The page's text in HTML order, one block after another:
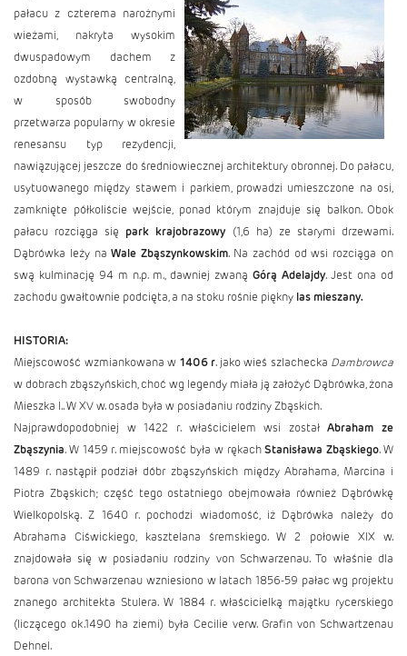
pałacu z czterema narożnymi
wieżami, nakryta wysokim
dwuspadowym dachem z
ozdobną wystawką centralną,
w sposób swobodny
przetwarza popularny w okresie
renesansu typ rezydencji,
nawiązującej jeszcze do średniowiecznej architektury obronnej. Do pałacu,
usytuowanego między stawem i parkiem, prowadzi umieszczone na osi,
zamknięte półkoliście wejście, ponad którym znajduje się balkon. Obok
pałacu rozciąga się park krajobrazowy (1,6 ha) ze starymi drzewami.
Dąbrówka leży naWale Zbąszynkowskim. Na zachód od wsi rozciąga on
swą kulminację 94 m n.p. m., dawniej zwaną Górą Adelajdy. Jest ona od
zachodu gwałtownie podcięta, a na stoku rośnie piękny las mieszany.
HISTORIA:
Miejscowość wzmiankowana w 1406 r. jako wieś szlachecka Dambrowca
w dobrach zbąszyńskich, choć wg legendy miała ją założyć Dąbrówka, żona
Mieszka I.. W XV w. osada była w posiadaniu rodziny Zbąskich.
Najprawdopodobniej w 1422 r. właścicielem wsi zostałAbraham ze
Zbąszynia. W 1459 r. miejscowość była w rękachStanisława Zbąskiego. W
1489 r. nastąpił podział dóbr zbąszyńskich między Abrahama, Marcina i
Piotra Zbąskich; część tego ostatniego obejmowała również Dąbrówkę
Wielkopolską. Z 1640 r. pochodzi wiadomość, iż Dąbrówka należy do
Abrahama Ciświckiego, kasztelana śremskiego. W 2 połowie XIX w.
znajdowała się w posiadaniu rodziny von Schwarzenau. To właśnie dla
barona von Schwarzenau wzniesiono w latach 1856-59 pałac wg projektu
znanego architekta Stulera. W 1884 r. właścicielką majątku rycerskiego
(liczącego ok.1490 ha ziemi) była Cecilie verw. Grafin von Schwartzenau
Dehnel.